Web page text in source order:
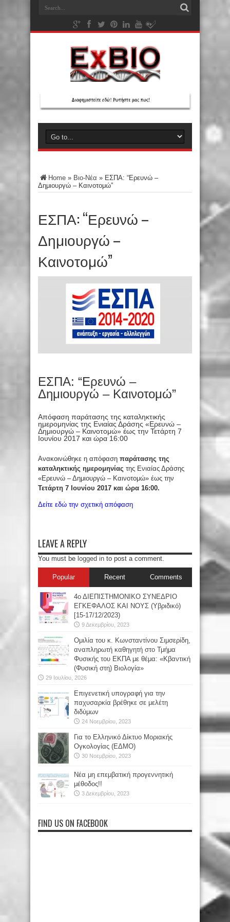
Home » Βιο-Νέα » ΕΣΠΑ: “Ερευνώ –
Δημιουργώ – Καινοτομώ”
ΕΣΠΑ: “Ερευνώ –
Δημιουργώ –
Καινοτομώ”
ΕΣΠΑ: “Ερευνώ –
Δημιουργώ – Καινοτομώ”
Απόφαση παράτασης της καταληκτικής
ημερομηνίας της Ενιαίας Δράσης «Ερευνώ –
Δημιουργώ – Καινοτομώ» έως την Τετάρτη 7
Ιουνίου 2017 και ώρα 16:00
Ανακοινώθηκε η απόφαση παράτασης της
καταληκτικής ημερομηνίας της Ενιαίας Δράσης
«Ερευνώ – Δημιουργώ – Καινοτομώ» έως την
Τετάρτη 7 Ιουνίου 2017 και ώρα 16:00.
Δείτε εδώ την σχετική απόφαση
LEAVE A REPLY
You must be logged in to post a comment.
Popular Recent Comments
4ο ΔΙΕΠΙΣΤΗΜΟΝΙΚΟ ΣΥΝΕΔΡΙΟ
ΕΓΚΕΦΑΛΟΣ ΚΑΙ ΝΟΥΣ (Υβριδικό)
[15-17/12/2023)
9 Δεκεμβρίου, 2023
Oμιλία του κ. Κωνσταντίνου Σιμσερίδη,
αναπληρωτή καθηγητή στο Τμήμα
Φυσικής του ΕΚΠΑ με θέμα: «Κβαντική
(Φυσική στη) Βιολογία»
29 Ιουλίου, 2026
Επιγενετική υπογραφή για την
παχυσαρκία βρέθηκε σε μελέτη
διδύμων
24 Νοεμβρίου, 2023
Για το Ελληνικό Δίκτυο Μοριακής
Ογκολογίας (ΕΔΜΟ)
30 Νοεμβρίου, 2023
Νέα μη επεμβατική προγεννητική
μέθοδος!!
3 Δεκεμβρίου, 2023
FIND US ON FACEBOOK